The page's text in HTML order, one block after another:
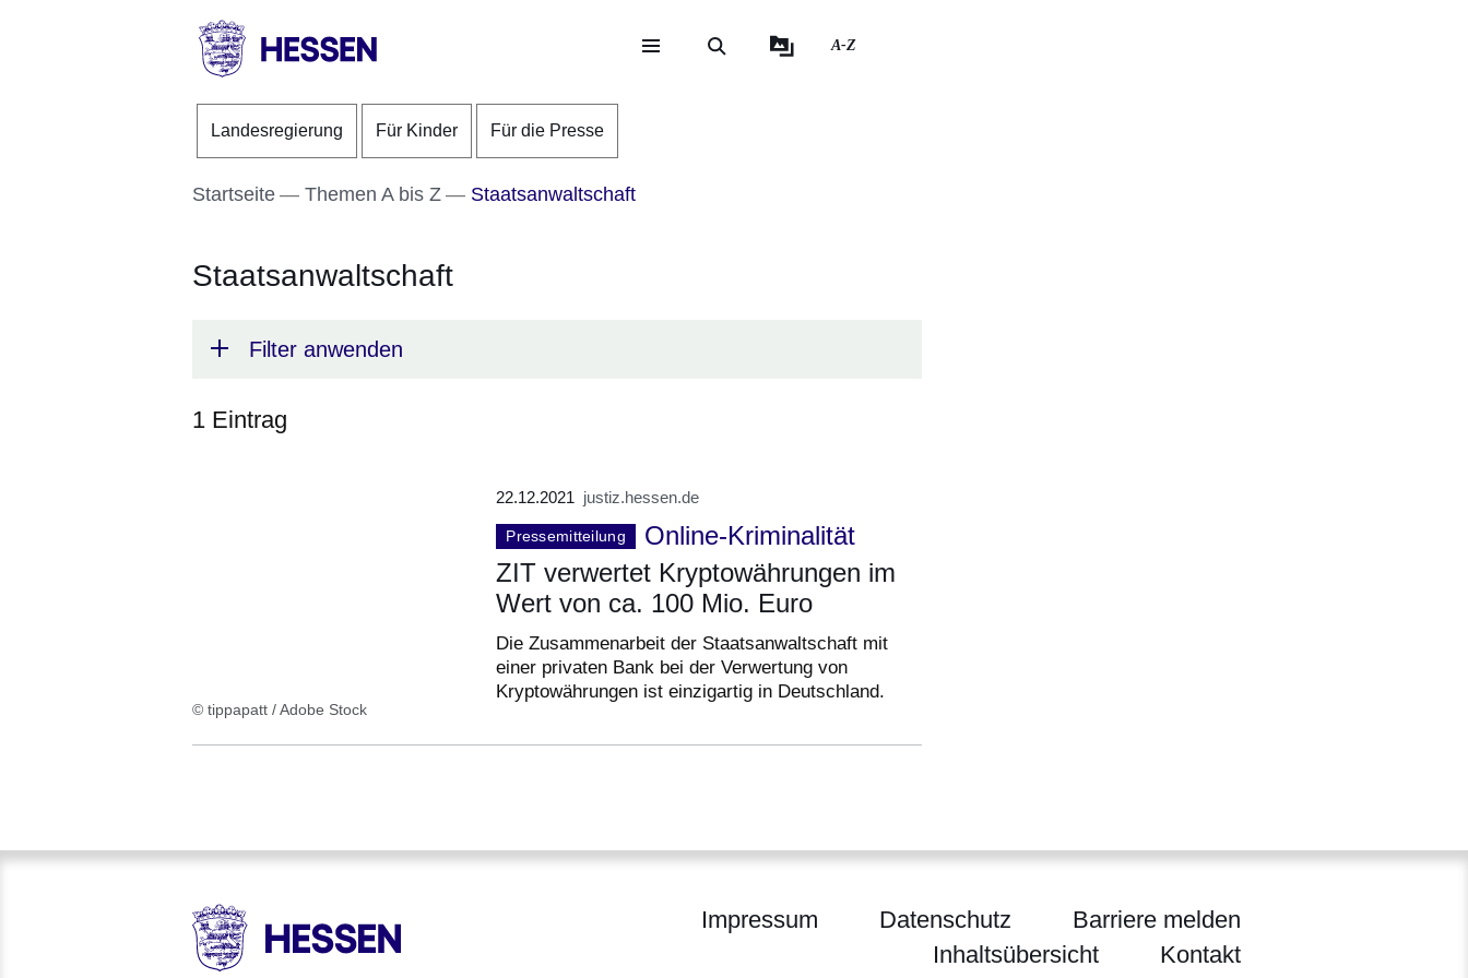
Direkt zum Kopf der Seite
Direkt zum Inhalt
Direkt zum Fuß der Seite
Landesregierung
A-Z
Landesregierung Für Kinder Für die Presse
Startseite Themen A bis Z Staatsanwaltschaft
Staatsanwaltschaft
Filter anwenden
1 Eintrag
© tippapatt / Adobe Stock
22.12.2021 justiz.hessen.de
Pressemitteilung
Online-Kriminalität
ZIT verwertet Kryptowährungen im
Wert von ca. 100 Mio. Euro
Die Zusammenarbeit der Staatsanwaltschaft mit
einer privaten Bank bei der Verwertung von
Kryptowährungen ist einzigartig in Deutschland.
Impressum Datenschutz
Barriere melden
Inhaltsübersicht
Kontakt